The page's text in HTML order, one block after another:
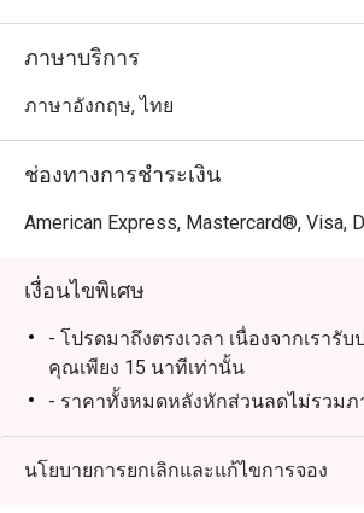
ภาษาบริการ
ภาษาอังกฤษ, ไทย
ช่องทางการชำระเงิน
American Express, Mastercard®, Visa,
เงื่อนไขพิเศษ
- โปรดมาถึงตรงเวลา เนื่องจากเรารั
คุณเพียง 15 นาทีเท่านั้น
- ราคาทั้งหมดหลังหักส่วนลดไม่รวมภ
ค่าบริการ
*ส่วนลดไม่สามารถใช้ร่วมกับโปรโมชั่
นโยบายการยกเลิกและแก้ไขการจอง